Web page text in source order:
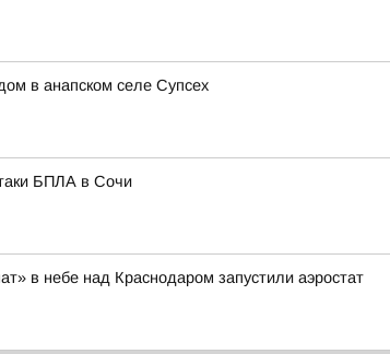
в анапском селе Супсех
БПЛА в Сочи
в небе над Краснодаром запустили аэростат